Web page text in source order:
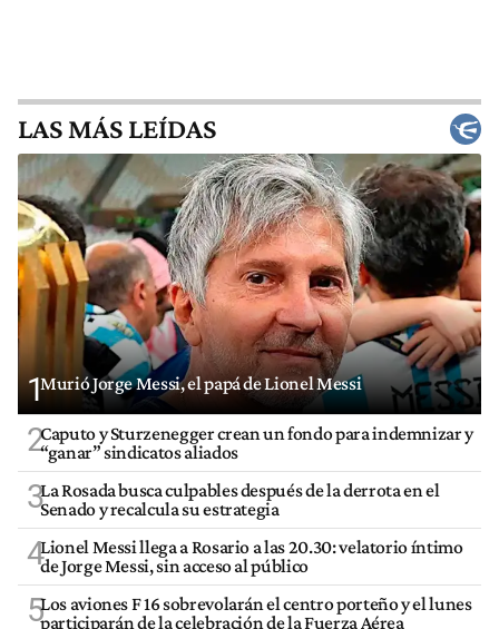
LAS MÁS LEÍDAS
1Murió Jorge Messi, el papá de Lionel Messi
2Caputo y Sturzenegger crean un fondo para indemnizar y
“ganar” sindicatos aliados
3La Rosada busca culpables después de la derrota en el
Senado y recalcula su estrategia
4Lionel Messi llega a Rosario a las 20.30: velatorio íntimo
de Jorge Messi, sin acceso al público
5Los aviones F 16 sobrevolarán el centro porteño y el lunes
participarán de la celebración de la Fuerza Aérea